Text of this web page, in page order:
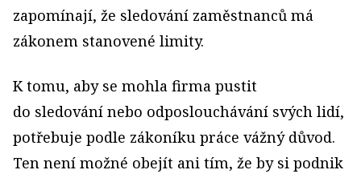
zapomínají, že sledování zaměstnanců má
zákonem stanovené limity.
K tomu, aby se mohla firma pustit
do sledování nebo odposlouchávání svých lidí,
potřebuje podle zákoníku práce vážný důvod.
Ten není možné obejít ani tím, že by si podnik